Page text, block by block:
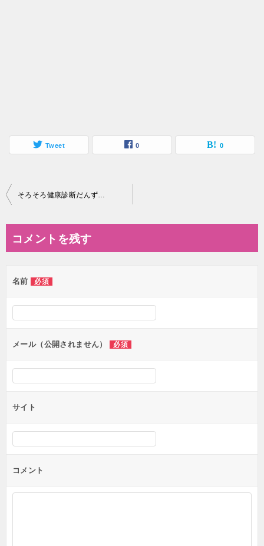
Tweet 0 0
投
ビ
ー
シ
ン
そろそろ健康診断だんず…
コメントを残す
名前 必須
メール（公開されません） 必須
サイト
コメント